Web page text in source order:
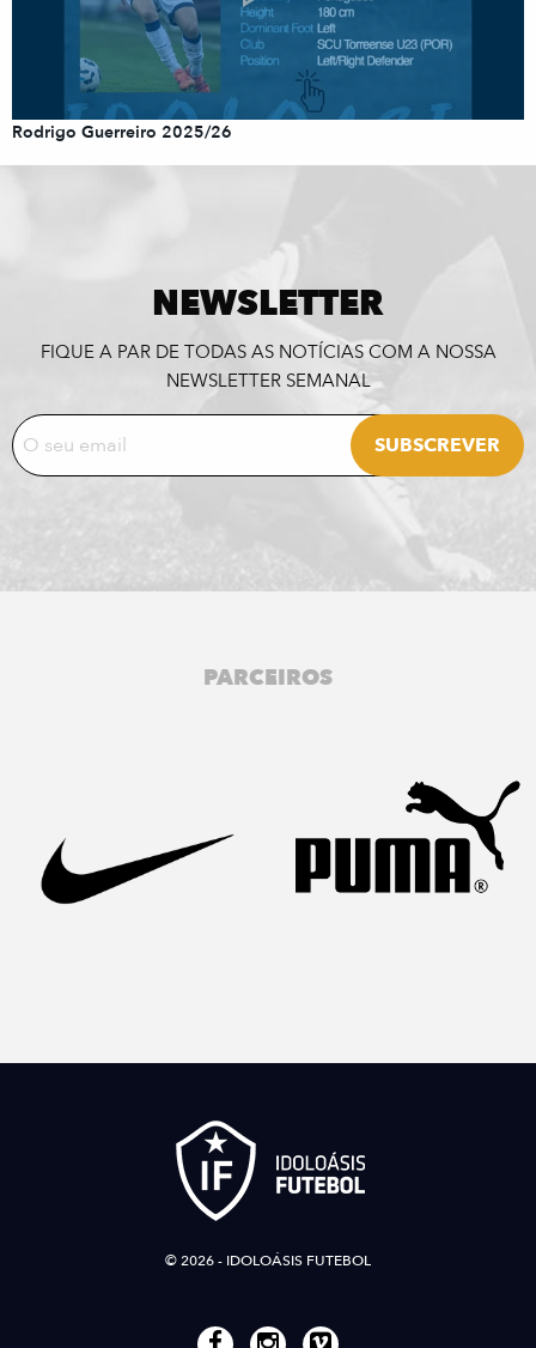
Rodrigo Guerreiro 2025/26
NEWSLETTER
FIQUE A PAR DE TODAS AS NOTÍCIAS COM A NOSSA
NEWSLETTER SEMANAL
PARCEIROS
© 2026 - IDOLOÁSIS FUTEBOL